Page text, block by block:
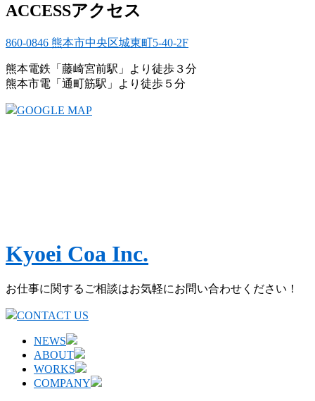
ACCESSアクセス
860-0846 熊本市中央区城東町5-40-2F
熊本電鉄「藤崎宮前駅」より徒歩３分
熊本市電「通町筋駅」より徒歩５分
GOOGLE MAP
Kyoei Coa Inc.
お仕事に関するご相談はお気軽にお問い合わせください！
CONTACT US
NEWS
ABOUT
WORKS
COMPANY